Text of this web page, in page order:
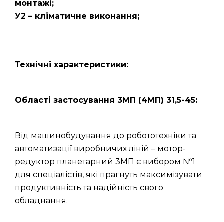
монтажі;
У2 – кліматичне виконання;
Технічні характеристики:
Області застосування 3МП (4МП) 31,5-45:
Від машинобудування до робототехніки та
автоматизації виробничих ліній – мотор-
редуктор планетарний 3МП є вибором №1
для спеціалістів, які прагнуть максимізувати
продуктивність та надійність свого
обладнання.